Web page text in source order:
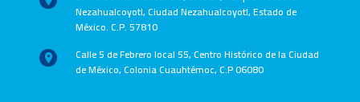
Nezahualcoyotl, Ciudad Nezahualcoyotl, Estado de
México. C.P. 57810
Calle 5 de Febrero local 55, Centro Histórico de la Ciudad
de México, Colonia Cuauhtémoc, C.P 06080